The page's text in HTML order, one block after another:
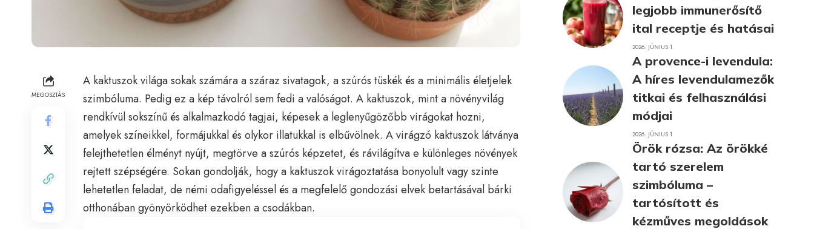
MEGOSZTÁS
A kaktuszok világa sokak számára a száraz sivatagok, a szúrós tüskék és a minimális életjelek
szimbóluma. Pedig ez a kép távolról sem fedi a valóságot. A kaktuszok, mint a növényvilág
rendkívül sokszínű és alkalmazkodó tagjai, képesek a leglenyűgözőbb virágokat hozni,
amelyek színeikkel, formájukkal és olykor illatukkal is elbűvölnek. A virágzó kaktuszok látványa
felejthetetlen élményt nyújt, megtörve a szúrós képzetet, és rávilágítva e különleges növények
rejtett szépségére. Sokan gondolják, hogy a kaktuszok virágoztatása bonyolult vagy szinte
lehetetlen feladat, de némi odafigyeléssel és a megfelelő gondozási elvek betartásával bárki
otthonában gyönyörködhet ezekben a csodákban.
legjobb immunerősítő
ital receptje és hatásai
2026. JÚNIUS 1.
A provence-i levendula:
A híres levendulamezők
titkai és felhasználási
módjai
2026. JÚNIUS 1.
Örök rózsa: Az örökké
tartó szerelem
szimbóluma –
tartósított és
kézműves megoldások